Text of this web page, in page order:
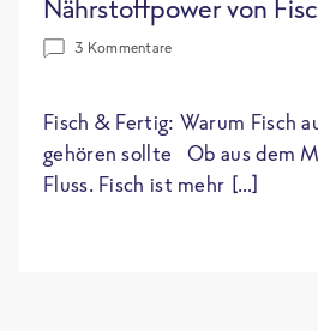
3 Kommentare
Fisch & Fertig: Warum Fisch
gehören sollte Ob aus dem
Fluss. Fisch ist mehr […]